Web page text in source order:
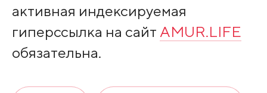
активная индексируемая
гиперссылка на сайт AMUR.LIFE
обязательна.